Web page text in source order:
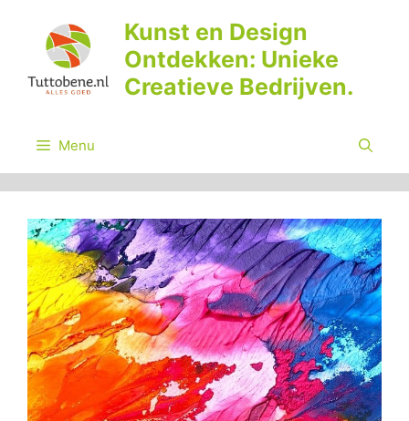
inhoud
Kunst en Design
Ontdekken: Unieke
Creatieve Bedrijven.
Menu